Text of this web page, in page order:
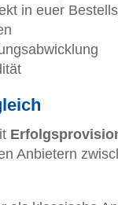
in euer
Anbietern